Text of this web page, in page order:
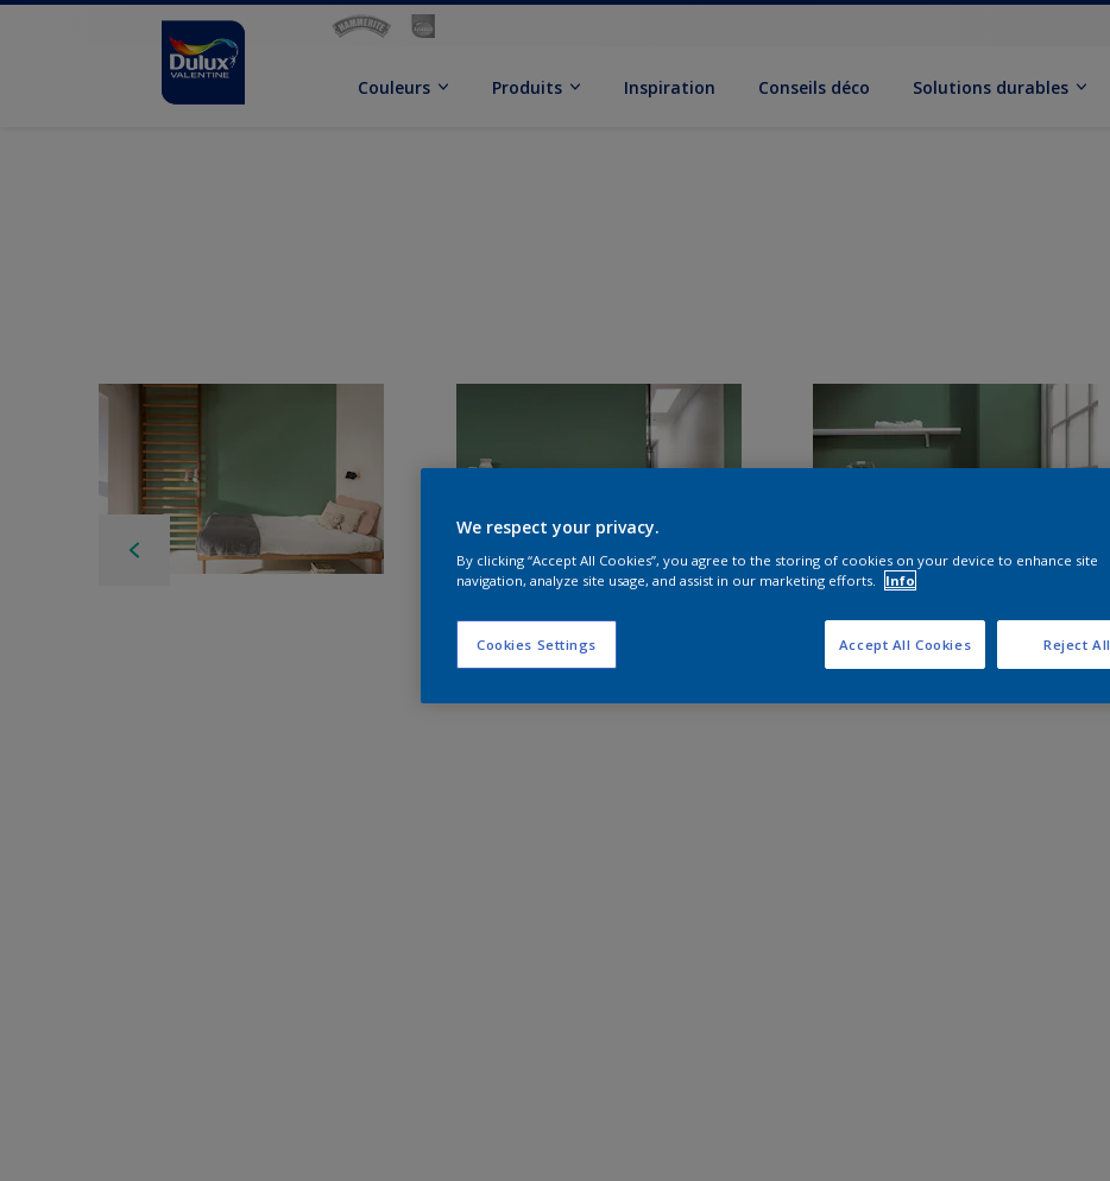
Couleurs Produits Inspiration Conseils déco Solutions durables
We respect your privacy.
By clicking “Accept All Cookies”, you agree to the storing of cookies on your device to enhance site
navigation, analyze site usage, and assist in our marketing efforts.
Info
Cookies Settings Reject All
Accept All Cookies